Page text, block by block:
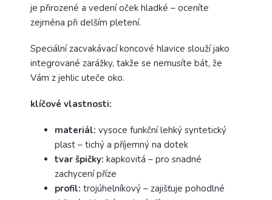
je přirozené a vedení oček hladké – oceníte
zejména při delším pletení.
Speciální zacvakávací koncové hlavice slouží jako
integrované zarážky, takže se nemusíte bát, že
Vám z jehlic uteče oko.
klíčové vlastnosti:
materiál: vysoce funkční lehký syntetický
plast – tichý a příjemný na dotek
tvar špičky: kapkovitá – pro snadné
zachycení příze
profil: trojúhelníkový – zajišťuje pohodlné